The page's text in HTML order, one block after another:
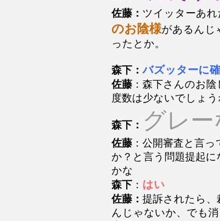
佐藤： ツイッターあ
のお陰様があるんじ
ったとか。
森下：バズッターに
佐藤 ：森下さんのお
度数は少ないでしょ
森下： グレ
佐藤 ：公開審査と言
か？と言う問題提起
かな
森下 ： はい
佐藤： 提訴されたら
んじゃないか、でも